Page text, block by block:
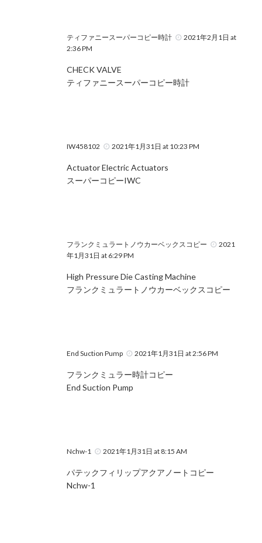
ティファニースーパーコピー時計
2021年2月1日 at
2:36 PM
CHECK VALVE
ティファニースーパーコピー時計
IW458102 2021年1月31日 at 10:23 PM
Actuator Electric Actuators
スーパーコピーIWC
フランクミュラートノウカーベックスコピー
2021
年1月31日 at 6:29 PM
High Pressure Die Casting Machine
フランクミュラートノウカーベックスコピー
End Suction Pump 2021年1月31日 at 2:56 PM
フランクミュラー時計コピー
End Suction Pump
Nchw-1 2021年1月31日 at 8:15 AM
パテックフィリップアクアノートコピー
Nchw-1